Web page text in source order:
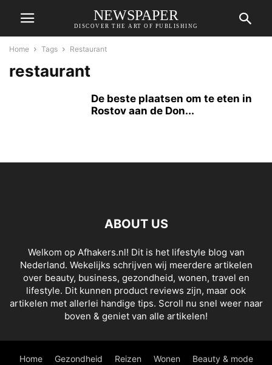
NEWSPAPER
DISCOVER THE ART OF PUBLISHING
Home Tags Restaurant
restaurant
De beste plaatsen om te eten in
Rostov aan de Don...
ABOUT US
Welkom op Afhakers.nl! Dit is het lifestyle blog van
Nederland. Wekelijks schrijven wij meerdere artikelen
over beauty, business, gezondheid, wonen, travel en
lifestyle. Dit kunnen product reviews zijn, maar ook
artikelen met allerlei handige tips. Scroll nu snel weer naar
boven & geniet van alle artikelen!
Home Gezondheid Reizen Wonen Beauty & mode